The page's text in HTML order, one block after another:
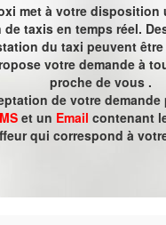
met à votre disposition
taxis en temps réel.
du taxi peuvent
votre demande à
proche de vous .
de votre
et un Email contenant
qui correspond à